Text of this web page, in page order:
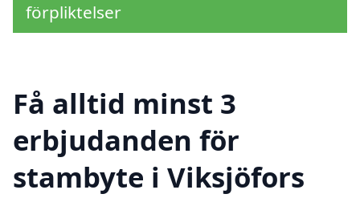
förpliktelser
Få alltid minst 3
erbjudanden för
stambyte i Viksjöfors